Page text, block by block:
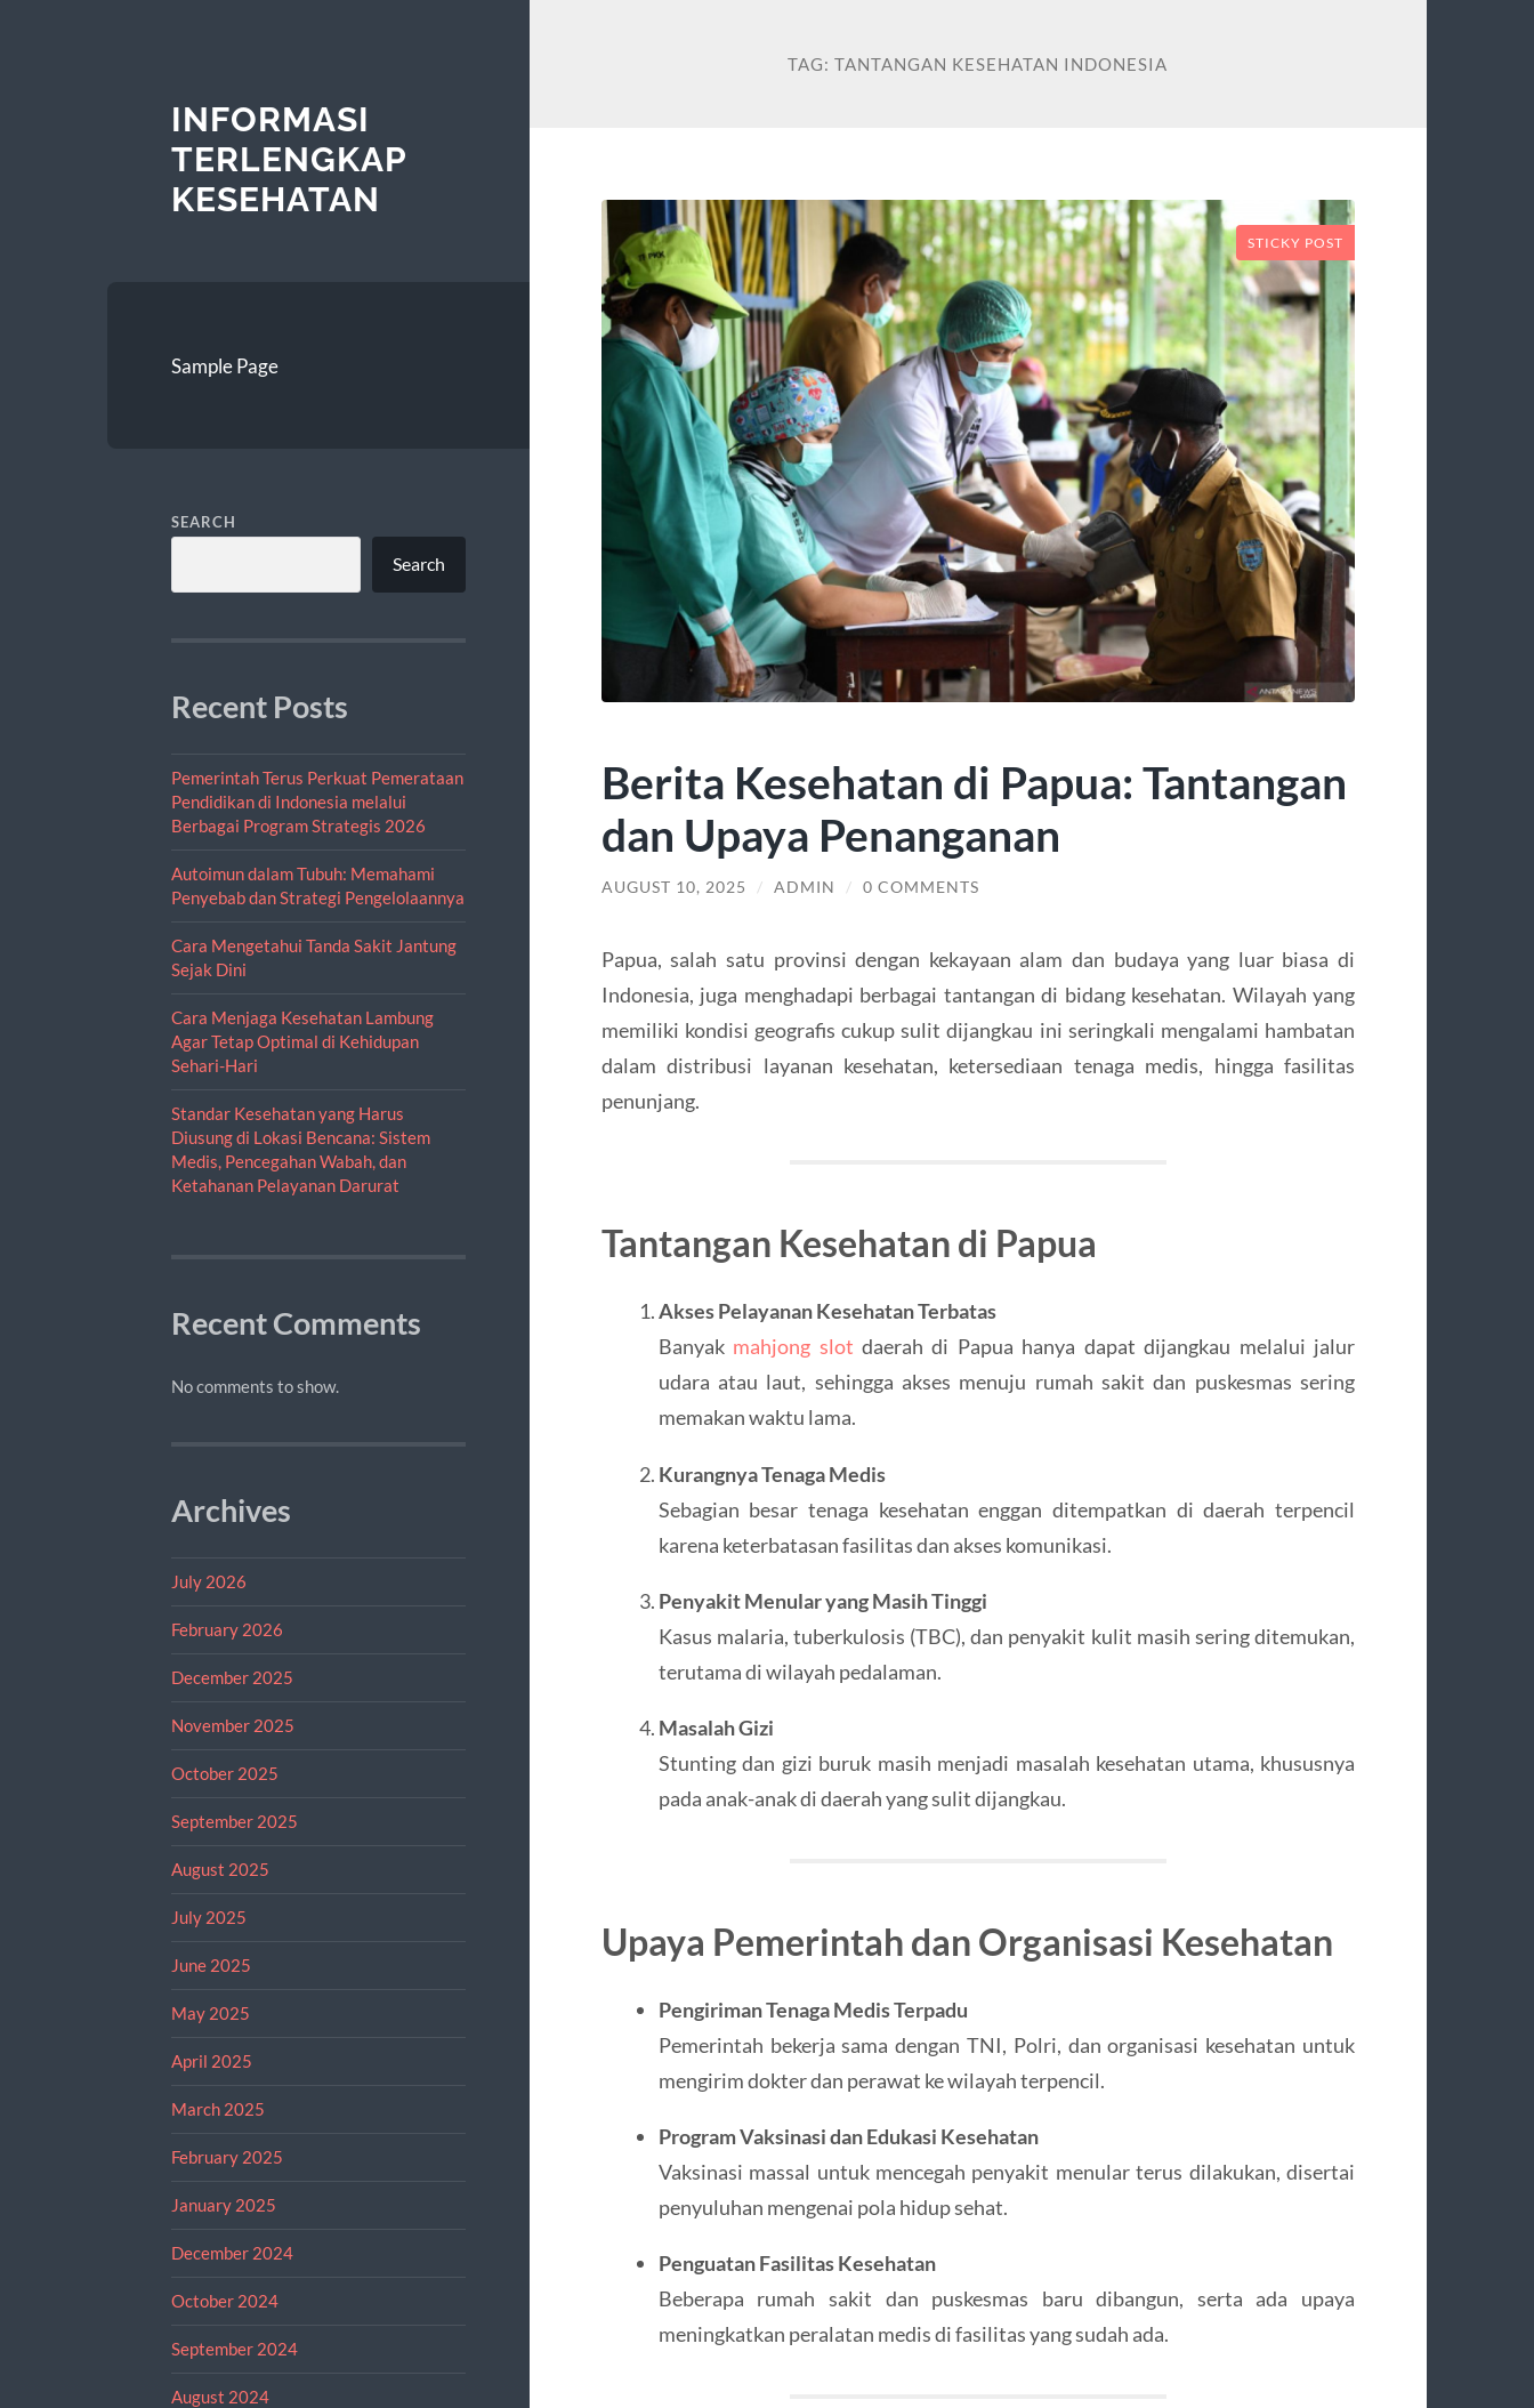
INFORMASI
TERLENGKAP
KESEHATAN
Sample Page
SEARCH
Search
Recent Posts
Pemerintah Terus Perkuat Pemerataan
Pendidikan di Indonesia melalui
Berbagai Program Strategis 2026
Autoimun dalam Tubuh: Memahami
Penyebab dan Strategi Pengelolaannya
Cara Mengetahui Tanda Sakit Jantung
Sejak Dini
Cara Menjaga Kesehatan Lambung
Agar Tetap Optimal di Kehidupan
Sehari-Hari
Standar Kesehatan yang Harus
Diusung di Lokasi Bencana: Sistem
Medis, Pencegahan Wabah, dan
Ketahanan Pelayanan Darurat
Recent Comments
No comments to show.
Archives
July 2026
February 2026
December 2025
November 2025
October 2025
September 2025
August 2025
July 2025
June 2025
May 2025
April 2025
March 2025
February 2025
January 2025
December 2024
October 2024
September 2024
August 2024
TAG:TANTANGAN KESEHATAN INDONESIA
STICKY POST
Berita Kesehatan di Papua: Tantangan
dan Upaya Penanganan
AUGUST 10, 2025 / ADMIN / 0 COMMENTS
Papua, salah satu provinsi dengan kekayaan alam dan budaya yang luar biasa di
Indonesia, juga menghadapi berbagai tantangan di bidang kesehatan. Wilayah yang
memiliki kondisi geografis cukup sulit dijangkau ini seringkali mengalami hambatan
dalam distribusi layanan kesehatan, ketersediaan tenaga medis, hingga fasilitas
penunjang.
Tantangan Kesehatan di Papua
Akses Pelayanan Kesehatan Terbatas
Banyak mahjong slot daerah di Papua hanya dapat dijangkau melalui jalur
udara atau laut, sehingga akses menuju rumah sakit dan puskesmas sering
memakan waktu lama.
Kurangnya Tenaga Medis
Sebagian besar tenaga kesehatan enggan ditempatkan di daerah terpencil
karena keterbatasan fasilitas dan akses komunikasi.
Penyakit Menular yang Masih Tinggi
Kasus malaria, tuberkulosis (TBC), dan penyakit kulit masih sering ditemukan,
terutama di wilayah pedalaman.
Masalah Gizi
Stunting dan gizi buruk masih menjadi masalah kesehatan utama, khususnya
pada anak-anak di daerah yang sulit dijangkau.
Upaya Pemerintah dan Organisasi Kesehatan
Pengiriman Tenaga Medis Terpadu
Pemerintah bekerja sama dengan TNI, Polri, dan organisasi kesehatan untuk
mengirim dokter dan perawat ke wilayah terpencil.
Program Vaksinasi dan Edukasi Kesehatan
Vaksinasi massal untuk mencegah penyakit menular terus dilakukan, disertai
penyuluhan mengenai pola hidup sehat.
Penguatan Fasilitas Kesehatan
Beberapa rumah sakit dan puskesmas baru dibangun, serta ada upaya
meningkatkan peralatan medis di fasilitas yang sudah ada.